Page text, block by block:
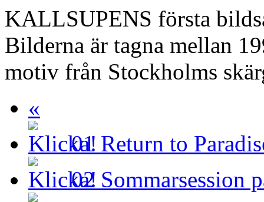
KALLSUPENS första
Bilderna är tagna mellan
motiv från Stockholms
«
01 Return to
02 Sommarsession